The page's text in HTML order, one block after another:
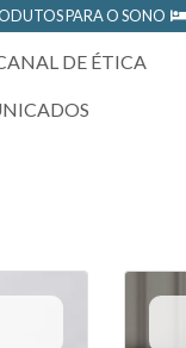
PARA O SONO
DE ÉTICA